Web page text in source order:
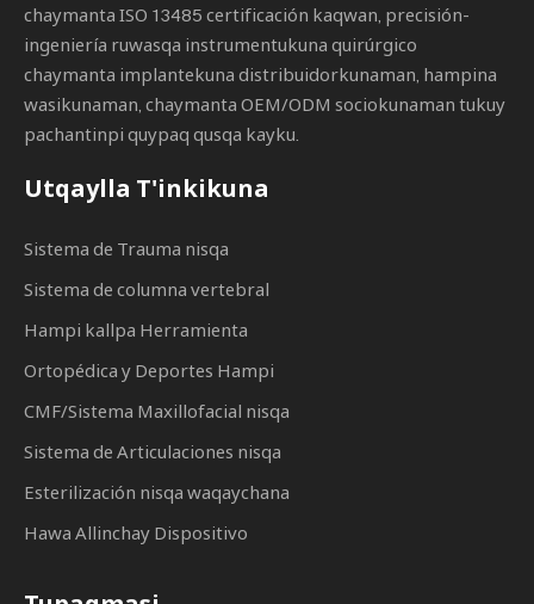
chaymanta ISO 13485 certificación kaqwan, precisión-
ingeniería ruwasqa instrumentukuna quirúrgico
chaymanta implantekuna distribuidorkunaman, hampina
wasikunaman, chaymanta OEM/ODM sociokunaman tukuy
pachantinpi quypaq qusqa kayku.
Utqaylla T'inkikuna
Sistema de Trauma nisqa
Sistema de columna vertebral
Hampi kallpa Herramienta
Ortopédica y Deportes Hampi
CMF/Sistema Maxillofacial nisqa
Sistema de Articulaciones nisqa
Esterilización nisqa waqaychana
Hawa Allinchay Dispositivo